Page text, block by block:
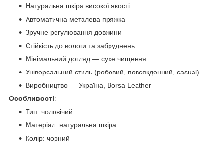
Натуральна шкіра високої якості
Автоматична металева пряжка
Зручне регулювання довжини
Стійкість до вологи та забруднень
Мінімальний догляд — сухе чищення
Універсальний стиль (робовий, повсякденний, casual)
Виробництво — Україна, Borsa Leather
Особливості:
Тип: чоловічий
Матеріал: натуральна шкіра
Колір: чорний